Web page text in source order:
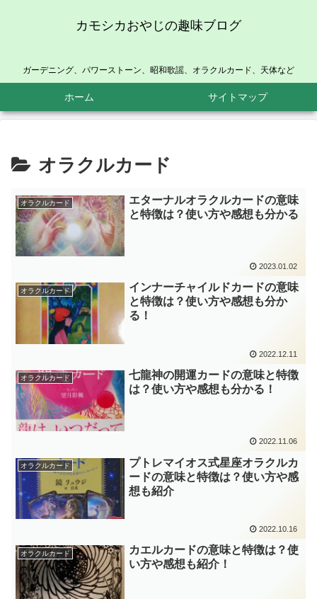
カモシカおやじの趣味ブログ
ガーデニング、パワーストーン、昭和歌謡、オラクルカード、天体など
ホーム サイトマップ
オラクルカード
オラクルカード
エターナルオラクルカードの意味
と特徴は？使い方や感想も分かる
2023.01.02
オラクルカード
インナーチャイルドカードの意味
と特徴は？使い方や感想も分か
る！
2022.12.11
オラクルカード
七龍神の開運カードの意味と特徴
は？使い方や感想も分かる！
2022.11.06
オラクルカード
プトレマイオス式星座オラクルカ
ードの意味と特徴は？使い方や感
想も紹介
2022.10.16
オラクルカード
カエルカードの意味と特徴は？使
い方や感想も紹介！